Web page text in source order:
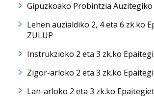
Gipuzkoako Probintzia Auzitegiko
Lehen auzialdiko 2, 4 eta 6 zk.ko
ZULUP
Instrukzioko 2 eta 3 zk.ko
Zigor-arloko 2 eta 3 zk.ko
Lan-arloko 2 eta 3 zk.ko